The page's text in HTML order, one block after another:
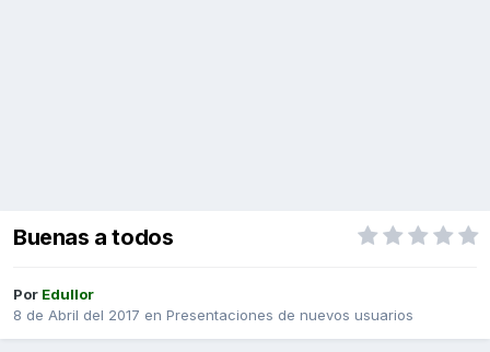
Buenas a todos
Por Edullor
8 de Abril del 2017 en Presentaciones de nuevos usuarios